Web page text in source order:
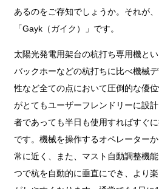
あるのをご存知でしょうか。それが
「Gayk（ガイク）」です。
太陽光発電用架台の杭打ち専用機と
バックホーなどの杭打ちに比べ機械
性など全ての点において圧倒的な優
がとてもユーザーフレンドリーに設
者であっても半日も使用すればすぐ
です。機械を操作するオペレーター
常に近く、また、マスト自動調整機
つで杭を自動的に垂直にでき、より